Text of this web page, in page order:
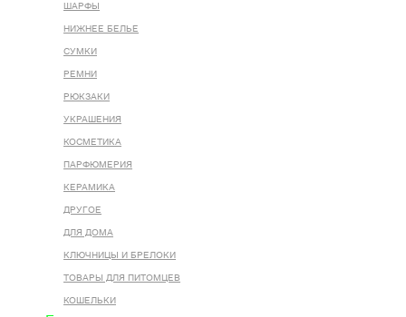
ШАРФЫ
НИЖНЕЕ БЕЛЬЕ
СУМКИ
РЕМНИ
РЮКЗАКИ
УКРАШЕНИЯ
КОСМЕТИКА
ПАРФЮМЕРИЯ
КЕРАМИКА
ДРУГОЕ
ДЛЯ ДОМА
КЛЮЧНИЦЫ И БРЕЛОКИ
ТОВАРЫ ДЛЯ ПИТОМЦЕВ
КОШЕЛЬКИ